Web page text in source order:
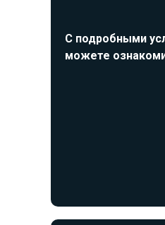
С подробными
можете